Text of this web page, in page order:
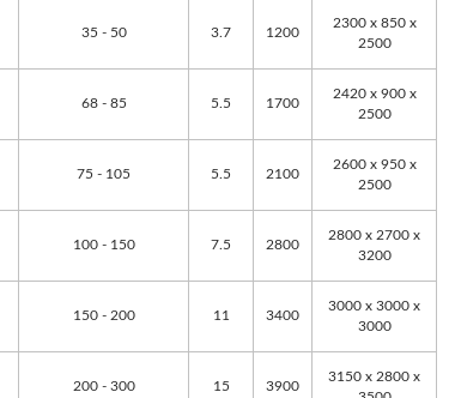
35 - 50 3.7 1200
2300 x 850 x
2500
68 - 85 5.5 1700
2420 x 900 x
2500
75 - 105 5.5 2100
2600 x 950 x
2500
100 - 150 7.5 2800
2800 x 2700 x
3200
150 - 200 11 3400
3000 x 3000 x
3000
200 - 300 15 3900
3150 x 2800 x